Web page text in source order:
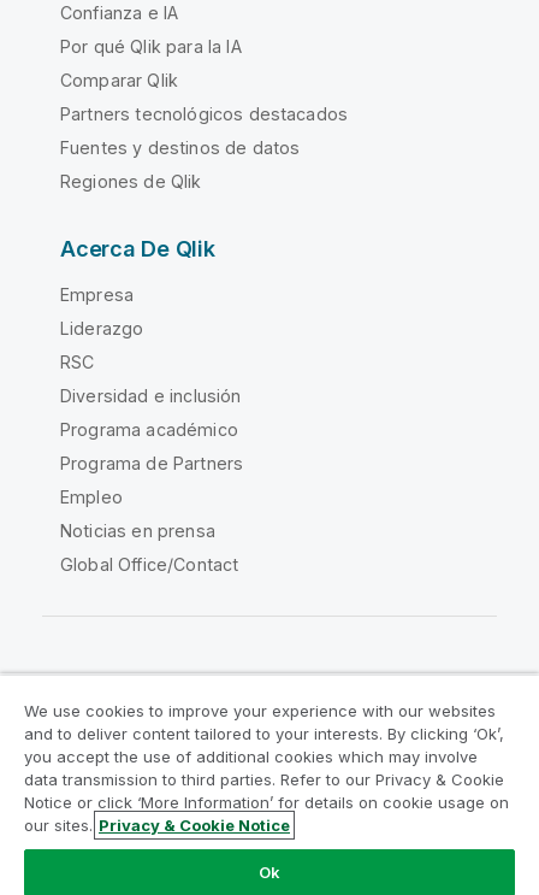
Confianza e IA
Por qué Qlik para la IA
Comparar Qlik
Partners tecnológicos destacados
Fuentes y destinos de datos
Regiones de Qlik
Acerca De Qlik
Empresa
Liderazgo
RSC
Diversidad e inclusión
Programa académico
Programa de Partners
Empleo
Noticias en prensa
Global Office/Contact
Acuerdos legales
Condiciones del producto
Legal Policies
Política legal
Condiciones de uso
Marcas comerciales
Do Not Share My Info
Copyright © 1993-2026 QlikTech International AB.
We use cookies to improve your experience with our websites
and to deliver content tailored to your interests. By clicking ‘Ok’,
you accept the use of additional cookies which may involve
data transmission to third parties. Refer to our Privacy & Cookie
Notice or click ‘More Information’ for details on cookie usage on
our sites. Privacy & Cookie Notice
Ok